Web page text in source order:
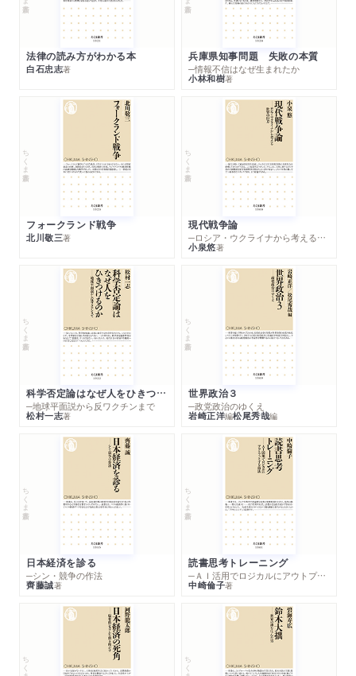
法律の読み方がわかる本
白石忠志著
兵庫県知事問題 失敗の本質
─情報不信はなぜ生まれたか
小林和樹著
ちくま新書
フォークランド戦争
北川敬三著
ちくま新書
現代戦争論
─ロシア・ウクライナから考える世界の行方
小泉悠著
ちくま新書
科学否定論はなぜ人をひきつけるのか
─地球平面説から反ワクチンまで
松村一志著
ちくま新書
世界政治３
─政党政治のゆくえ
岩崎正洋編松尾秀哉編
ちくま新書
日本経済を診る
─シン・競争の作法
齊藤誠著
ちくま新書
読書思考トレーニング
─ＡＩ活用でロジカルにアウトプットする技法
中崎倫子著
ちくま新書 ちくま新書